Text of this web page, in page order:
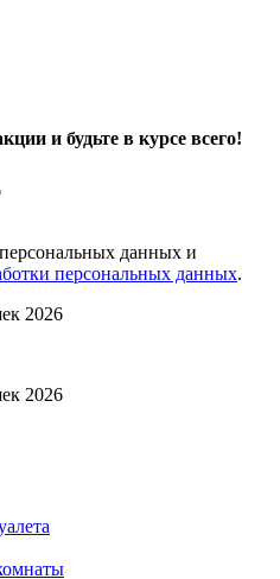
и будьте в курсе всего!
данных и
персональных данных.
2026
2026